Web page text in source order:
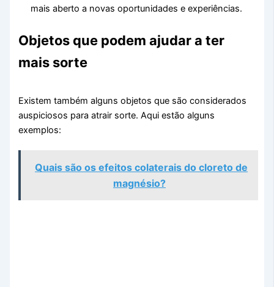
mais aberto a novas oportunidades e experiências.
Objetos que podem ajudar a ter
mais sorte
Existem também alguns objetos que são considerados
auspiciosos para atrair sorte. Aqui estão alguns
exemplos:
Quais são os efeitos colaterais do cloreto de
magnésio?